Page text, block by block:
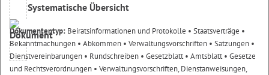
Systematische Übersicht
Dokumententyp: Beiratsinformationen und Protokolle • Staatsverträge •
Bekanntmachungen • Abkommen • Verwaltungsvorschriften • Satzungen •
Dienstvereinbarungen • Rundschreiben • Gesetzblatt• Amtsblatt• Gesetze
und Rechtsverordnungen • Verwaltungsvorschriften, Dienstanweisungen,